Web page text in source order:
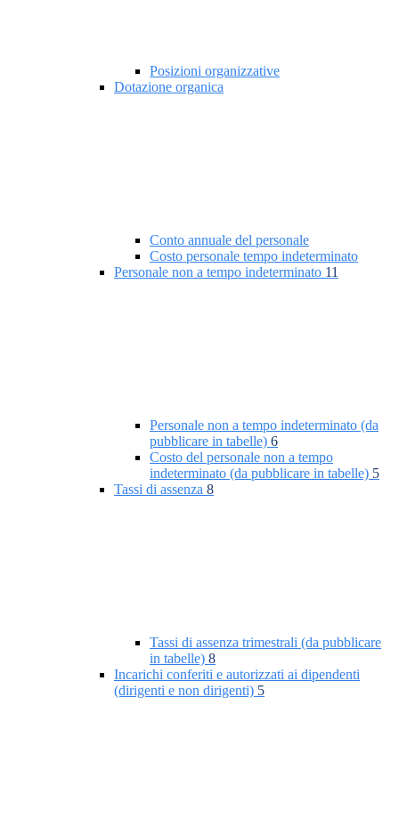
Posizioni organizzative
Dotazione organica
Conto annuale del personale
Costo personale tempo indeterminato
Personale non a tempo indeterminato 11
Personale non a tempo indeterminato (da
pubblicare in tabelle) 6
Costo del personale non a tempo
indeterminato (da pubblicare in tabelle) 5
Tassi di assenza 8
Tassi di assenza trimestrali (da pubblicare
in tabelle) 8
Incarichi conferiti e autorizzati ai dipendenti
(dirigenti e non dirigenti) 5